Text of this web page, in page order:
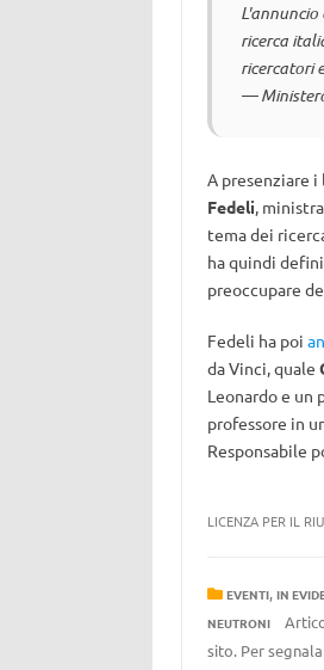
L'annuncio
ricerca
ricercatori
—
A presenziare
Fedeli,
tema dei
ha quindi
preoccupare
Fedeli ha poi
da Vinci, quale
Leonardo e un
professore in
Responsabile
LICENZA PER IL
EVENTI, IN
NEUTRONI
sito. Per